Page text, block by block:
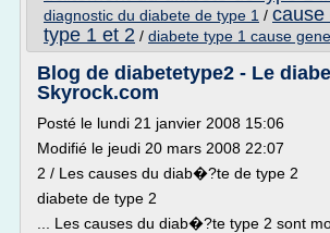
diagnostic du diabete de type 1 / cause
type 1 et 2 / diabete type 1 cause
Blog de diabetetype2 - Le
Skyrock.com
Posté le lundi 21 janvier 2008 15:06
Modifié le jeudi 20 mars 2008 22:07
2 / Les causes du diab�?te de type 2
diabete de type 2
... Les causes du diab�?te type 2 sont